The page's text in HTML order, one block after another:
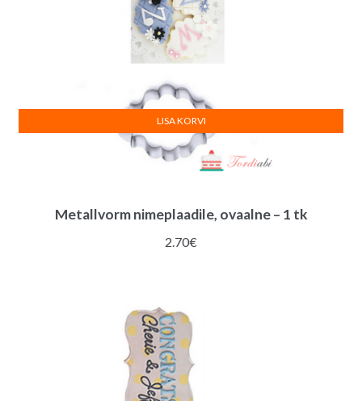
Metallvorm nimeplaadile, ovaalne – 1 tk
2.70€
LISA KORVI